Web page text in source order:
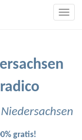
gratis!